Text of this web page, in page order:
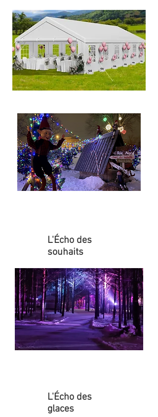
L'Écho des
souhaits
L'Écho des
glaces